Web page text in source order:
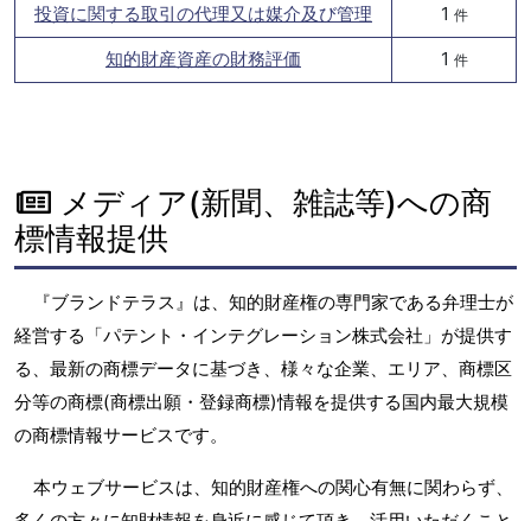
投資に関する取引の代理又は媒介及び管理 1 件
知的財産資産の財務評価 1 件
メディア(新聞、雑誌等)への商
標情報提供
『ブランドテラス』は、知的財産権の専門家である弁理士が
経営する「パテント・インテグレーション株式会社」が提供す
る、最新の商標データに基づき、様々な企業、エリア、商標区
分等の商標(商標出願・登録商標)情報を提供する国内最大規模
の商標情報サービスです。
本ウェブサービスは、知的財産権への関心有無に関わらず、